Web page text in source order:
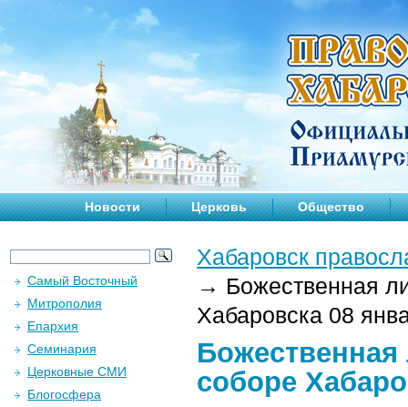
Новости Церковь Общество
Хабаровск
→ Божественная
Хабаровска 08
соборе
Самый Восточный
Митрополия
Епархия
Семинария
Церковные СМИ
Блогосфера